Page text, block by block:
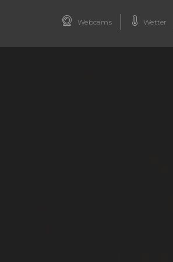
Webcams Wetter